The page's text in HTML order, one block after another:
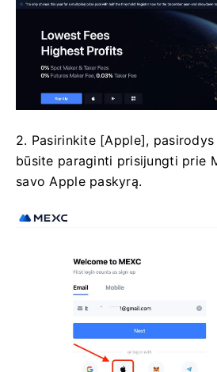
2. Pasirinkite [Apple],
būsite paraginti prisijungti prie
savo Apple paskyrą.